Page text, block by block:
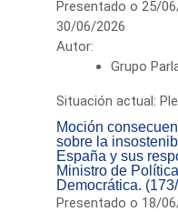
Presentado o 25/
30/06/2026
Autor:
Grupo
Situación actual:
Moción
sobre la
España y sus
Ministro de
Democrática.
Presentado o 18/